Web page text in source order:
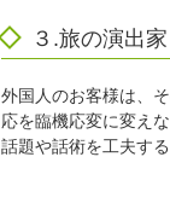
３.旅の演出家
外国人のお客様は、
応を臨機応変に変え
話題や話術を工夫す